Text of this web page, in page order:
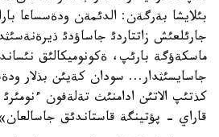
بئلايشا بةرگةن: الدئمةن ودةسساعا
جارئلعئش زاتتاردئ جاساؤدئ
ماسكةؤگة بارئپ، ةكونوميكالئق
جاسايسئثدار... سودان كةيئن بذلار
كذتئپ الاتئن ادامنئث تةلةفون
قاراي - پؤتينگة قاستاندئق